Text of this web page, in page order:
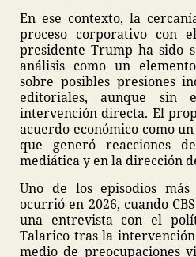
En ese contexto, la
proceso corporativo con
presidente Trump ha sido
análisis como un
sobre posibles presiones
editoriales, aunque sin
intervención directa. El
acuerdo económico como
que generó reacciones
mediática y en la dirección
Uno de los episodios
ocurrió en 2026, cuando
una entrevista con el
Talarico tras la
medio de preocupaciones